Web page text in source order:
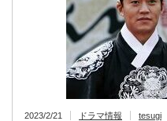
2023/2/21 ドラマ情報 tesugi